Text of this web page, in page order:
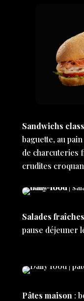
Sandwichs
baguette, au
de charcuteries
crudites
Salades
pause déjeuner
Pâtes maison :